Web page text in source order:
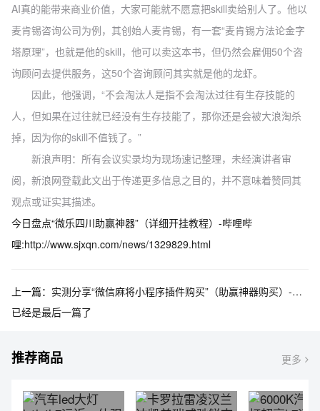
AI真的能带来商业价值，大家可能就不愿意把skill卖给别人了。他以
麦肯锡咨询公司为例，其创始人麦肯锡，有一套“麦肯锡方法论金字
塔原理”，也就是他的skill，他可以卖这本书，但仍然会雇佣50个咨
询顾问去提供服务，这50个咨询顾问其实就是他的龙虾。
因此，他强调，“不会淘汰人是指不会淘汰过往有生存技能的
人，但如果在过往就已经没有生存技能了，那你还是会被大浪淘杀
掉，因为你的skill不值钱了。”
新浪声明：所有会议实录均为现场速记整理，未经演讲者审
阅，新浪网登载此文出于传递更多信息之目的，并不意味着赞同其
观点或证实其描述。
今日盘点“微乐四川助赢神器”（详细开挂教程）-哔哩哔
哩:http://www.sjxqn.com/news/1329829.html
上一篇：
实测分享“微信麻将小程序插件购买”（助赢神器购买）-哔哩哔哩
已经是最后一篇了
推荐商品 更多